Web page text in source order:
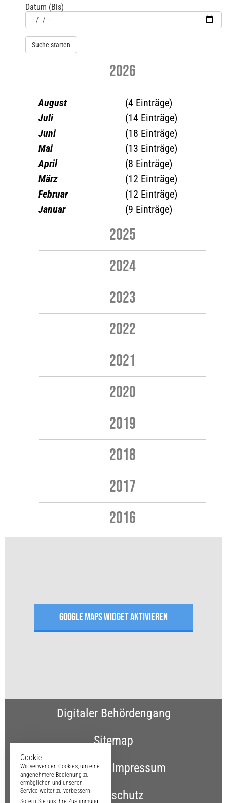
Datum (Bis)
2026
August
(4 Einträge)
Juli
(14 Einträge)
Juni
(18 Einträge)
Mai
(13 Einträge)
April
(8 Einträge)
März
(12 Einträge)
Februar
(12 Einträge)
Januar
(9 Einträge)
2025
2024
2023
2022
2021
2020
2019
2018
2017
2016
GOOGLE MAPS WIDGET AKTIVIEREN
Digitaler Behördengang
Sitemap
Kontakt & Impressum
Datenschutz
Cookie
Wir verwenden Cookies, um eine
angenehmere Bedienung zu
ermöglichen und unseren
Service weiter zu verbessern.
Sofern Sie uns Ihre Zustimmung